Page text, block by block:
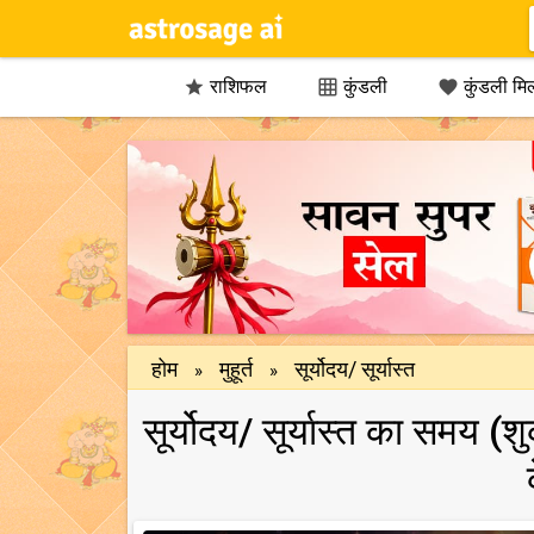
 राशिफल  कुंडली  कुंडली
होम » मुहूर्त » सूर्योदय/ सूर्यास्त
सूर्योदय/ सूर्यास्त का समय